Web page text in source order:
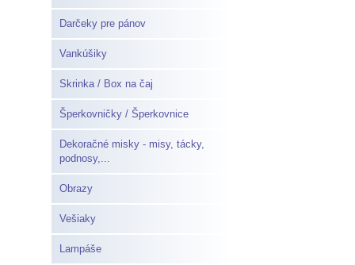
Darčeky pre pánov
Vankúšiky
Skrinka / Box na čaj
Šperkovničky / Šperkovnice
Dekoračné misky - misy, tácky,
podnosy,...
Obrazy
Vešiaky
Lampáše